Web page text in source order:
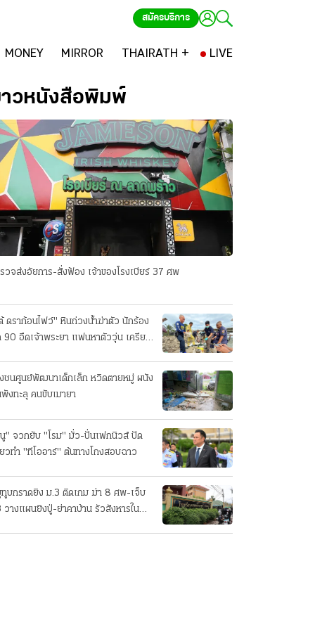
สมัครบริการ
MONEY MIRROR THAIRATH + LIVE
วหนังสือพิมพ์
วจส่งอัยการ-สั่งฟ้อง เจ้าของโรงเบียร์ 37 ศพ
ดราก้อนไฟว์" หินถ่วงน้ำฆ่าตัว นักร้อง
90 อืดเจ้าพระยา แฟนหาตัววุ่น เครียด
ชนศูนย์พัฒนาเด็กเล็ก หวิดตายหมู่ ผนัง
งทะลุ คนขับเมายา
" จวกยับ "โรม" มั่ว-ปั่นเฟกนิวส์ ปัด
วทํา "ทีโออาร์" ต้นทางโกงสอบฉาว
บกราดยิง ม.3 ติดเกม ฆ่า 8 ศพ-เจ็บ
วางแผนยิงปู่-ย่าคาบ้าน รัวสังหารใน